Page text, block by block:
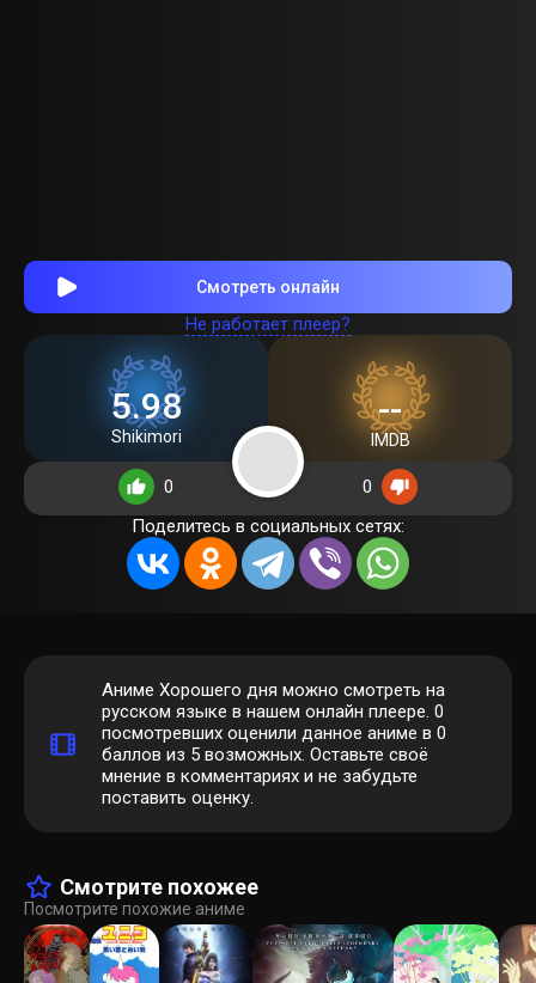
Смотреть онлайн
Не работает плеер?
5.98
Shikimori
--
IMDB
0
0
Поделитесь в социальных сетях:
Аниме Хорошего дня можно смотреть на
русском языке в нашем онлайн плеере. 0
посмотревших оценили данное аниме в 0
баллов из 5 возможных. Оставьте своё
мнение в комментариях и не забудьте
поставить оценку.
Смотрите похожее
Посмотрите похожие аниме